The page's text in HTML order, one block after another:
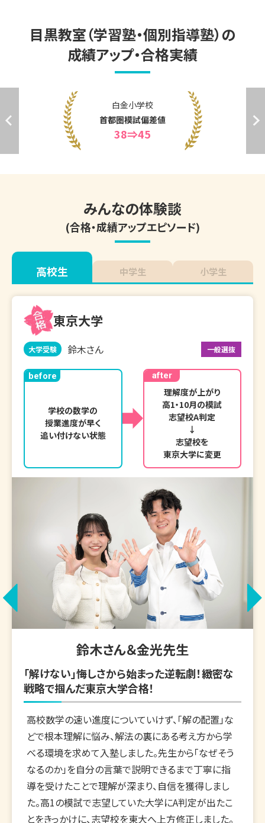
國學院高等学校
頌栄女子学院高等学校
田園調布学園中等部
田園調布雙葉中学校
東京都市大学等々力中学校
東京都市大学付属中学校
東京立正中学校
目黒星美学園中学校
立正中学校
雙葉中学校
獨協中学校
長谷戸小学校
油面小学校
御殿山小学校
目黒教室（学習塾・個別指導塾）の
成績アップ・合格実績
目黒区立公立中学校
都立国際高等学校
合格！
みんなの体験談
(合格・成績アップエピソード)
高校生 中学生 小学生
鈴木さん＆金光先生
「解けない」悔しさから始まった逆転劇！緻密な
戦略で掴んだ東京大学合格！
高校数学の速い進度についていけず、「解の配置」な
どで根本理解に悩み、解法の裏にある考え方から学
べる環境を求めて入塾しました。先生から「なぜそう
なるのか」を自分の言葉で説明できるまで丁寧に指
導を受けたことで理解が深まり、自信を獲得しまし
た。高1の模試で志望していた大学にA判定が出たこ
とをきっかけに、志望校を東大へ上方修正しました。
東京大学
大学受験 鈴木さん 一般選抜
before
学校の数学の
授業進度が早く
追い付けない状態
after
理解度が上がり
高1・10月の模試
志望校A判定
↓
志望校を
東京大学に変更